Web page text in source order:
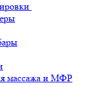
массажа и МФР